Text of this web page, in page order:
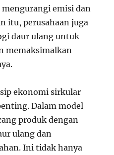
emisi dan
itu, perusahaan juga
daur ulang untuk
memaksimalkan
ekonomi sirkular
Dalam model
produk dengan
ulang dan
Ini tidak hanya